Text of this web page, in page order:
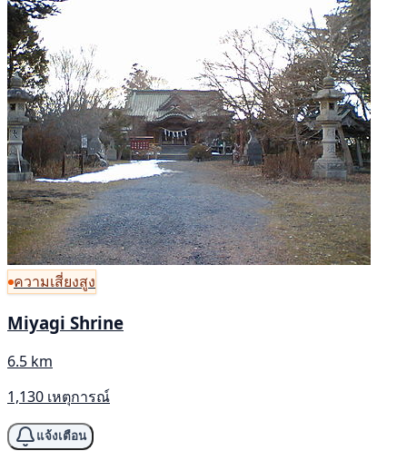
ความเสี่ยงสูง
Miyagi Shrine
6.5 km
1,130 เหตุการณ์
แจ้งเตือน